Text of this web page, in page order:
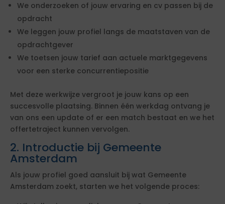
We onderzoeken of jouw ervaring en cv passen bij de
opdracht
We leggen jouw profiel langs de maatstaven van de
opdrachtgever
We toetsen jouw tarief aan actuele marktgegevens
voor een sterke concurrentiepositie
Met deze werkwijze vergroot je jouw kans op een
succesvolle plaatsing. Binnen één werkdag ontvang je
van ons een update of er een match bestaat en we het
offertetraject kunnen vervolgen.
2. Introductie bij Gemeente
Amsterdam
Als jouw profiel goed aansluit bij wat Gemeente
Amsterdam zoekt, starten we het volgende proces: